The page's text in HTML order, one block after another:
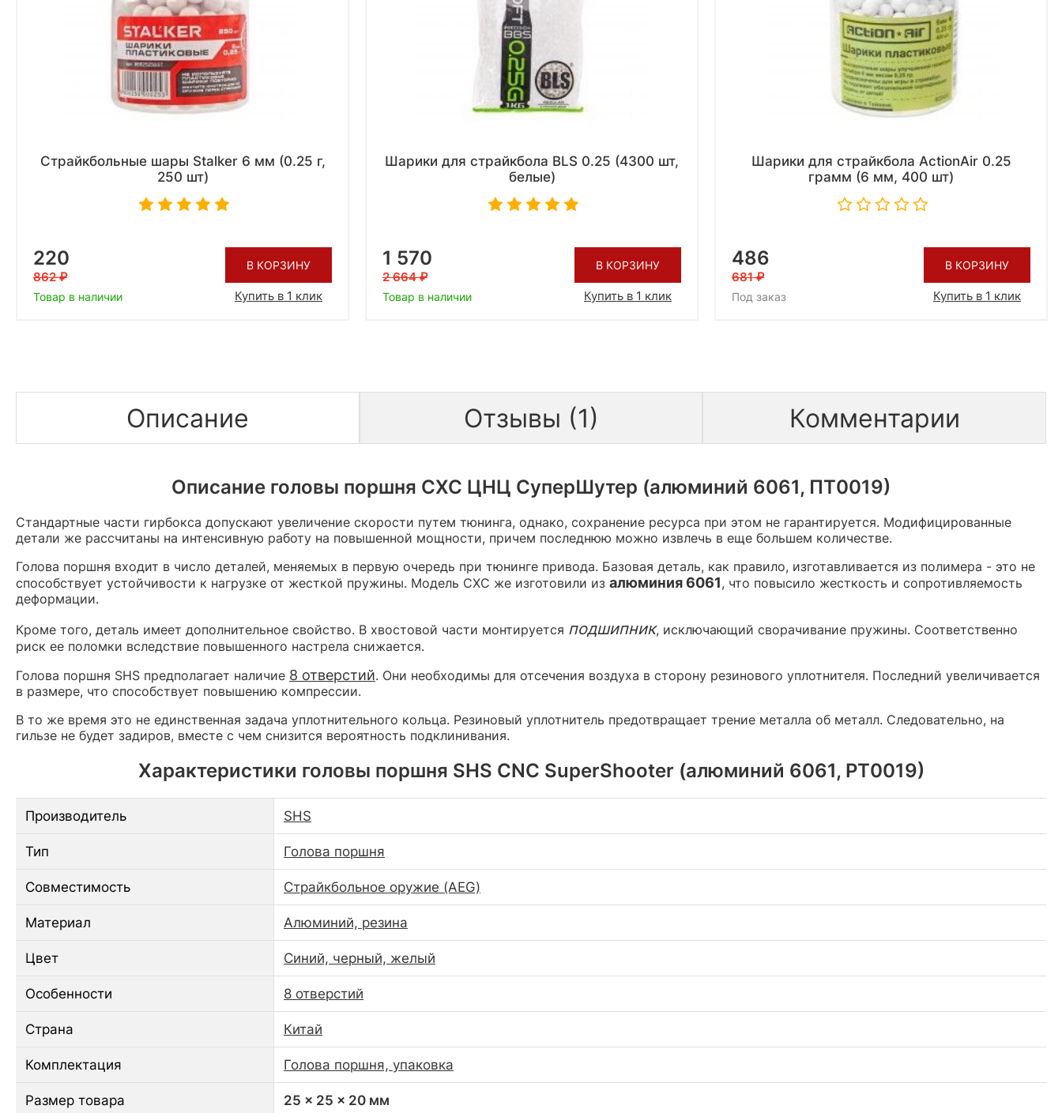
Страйкбольные шары Stalker 6 мм (0.25 г,
250 шт)
220
862
Товар в наличии
В КОРЗИНУ
Купить в 1 клик
Шарики для страйкбола BLS 0.25 (4300 шт,
белые)
1 570
2 664
Товар в наличии
В КОРЗИНУ
Купить в 1 клик
Шарики для страйкбола ActionAir 0.25
грамм (6 мм, 400 шт)
486
681
Под заказ
В КОРЗИНУ
Купить в 1 клик
Описание Отзывы (1) Комментарии
Описание головы поршня СХС ЦНЦ СуперШутер (алюминий 6061, ПТ0019)
Стандартные части гирбокса допускают увеличение скорости путем тюнинга, однако, сохранение ресурса при этом не гарантируется. Модифицированные
детали же рассчитаны на интенсивную работу на повышенной мощности, причем последнюю можно извлечь в еще большем количестве.
Голова поршня входит в число деталей, меняемых в первую очередь при тюнинге привода. Базовая деталь, как правило, изготавливается из полимера - это не
способствует устойчивости к нагрузке от жесткой пружины. Модель СХС же изготовили из алюминия 6061, что повысило жесткость и сопротивляемость
деформации.
Кроме того, деталь имеет дополнительное свойство. В хвостовой части монтируется подшипник, исключающий сворачивание пружины. Соответственно
риск ее поломки вследствие повышенного настрела снижается.
Голова поршня SHS предполагает наличие 8 отверстий. Они необходимы для отсечения воздуха в сторону резинового уплотнителя. Последний увеличивается
в размере, что способствует повышению компрессии.
В то же время это не единственная задача уплотнительного кольца. Резиновый уплотнитель предотвращает трение металла об металл. Следовательно, на
гильзе не будет задиров, вместе с чем снизится вероятность подклинивания.
Характеристики головы поршня SHS CNC SuperShooter (алюминий 6061, PT0019)
Производитель SHS
Тип Голова поршня
Совместимость Страйкбольное оружие (AEG)
Материал Алюминий, резина
Цвет Синий, черный, желый
Особенности 8 отверстий
Страна Китай
Комплектация Голова поршня, упаковка
Размер товара 25 x 25 x 20 мм